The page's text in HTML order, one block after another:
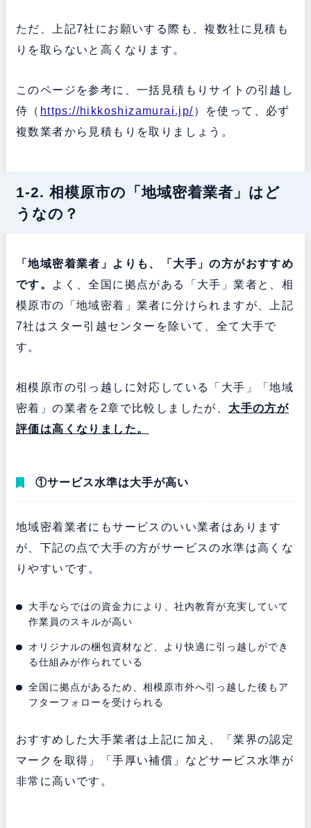
ただ、上記7社にお願いする際も、複数社に見積も
りを取らないと高くなります。
このページを参考に、一括見積もりサイトの引越し
侍（ https://hikkoshizamurai.jp/）を使って、必ず
複数業者から見積もりを取りましょう。
1-2. 相模原市の「地域密着業者」はど
うなの？
「地域密着業者」よりも、「大手」の方がおすすめ
です。
よく、全国に拠点がある「大手」業者と、相
模原市の「地域密着」業者に分けられますが、上記
7社はスター引越センターを除いて、全て大手で
す。
相模原市の引っ越しに対応している「大手」「地域
密着」の業者を2章で比較しましたが、 大手の方が
評価は高くなりました。
①サービス水準は大手が高い
地域密着業者にもサービスのいい業者はあります
が、下記の点で大手の方がサービスの水準は高くな
りやすいです。
大手ならではの資金力により、社内教育が充実していて
作業員のスキルが高い
オリジナルの梱包資材など、より快適に引っ越しができ
る仕組みが作られている
全国に拠点があるため、相模原市外へ引っ越した後もア
フターフォローを受けられる
おすすめした大手業者は上記に加え、「業界の認定
マークを取得」「手厚い補償」などサービス水準が
非常に高いです。